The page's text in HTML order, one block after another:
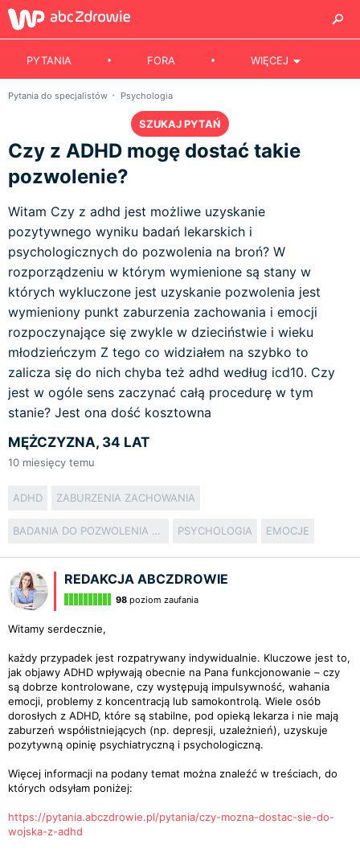
PYTANIA FORA WIĘCEJ
Pytania do specjalistów Psychologia
SZUKAJ PYTAŃ
Czy z ADHD mogę dostać takie
pozwolenie?
Witam Czy z adhd jest możliwe uzyskanie
pozytywnego wyniku badań lekarskich i
psychologicznych do pozwolenia na broń? W
rozporządzeniu w którym wymienione są stany w
których wykluczone jest uzyskanie pozwolenia jest
wymieniony punkt zaburzenia zachowania i emocji
rozpoczynające się zwykle w dzieciństwie i wieku
młodzieńczym Z tego co widziałem na szybko to
zalicza się do nich chyba też adhd według icd10. Czy
jest w ogóle sens zaczynać całą procedurę w tym
stanie? Jest ona dość kosztowna
MĘŻCZYZNA, 34 LAT
10 miesięcy temu
ADHD ZABURZENIA ZACHOWANIA
BADANIA DO POZWOLENIA NA BROŃ PSYCHOLOGIA EMOCJE
REDAKCJA ABCZDROWIE
98 poziom zaufania
Witamy serdecznie,
każdy przypadek jest rozpatrywany indywidualnie. Kluczowe jest to,
jak objawy ADHD wpływają obecnie na Pana funkcjonowanie – czy
są dobrze kontrolowane, czy występują impulsywność, wahania
emocji, problemy z koncentracją lub samokontrolą. Wiele osób
dorosłych z ADHD, które są stabilne, pod opieką lekarza i nie mają
zaburzeń współistniejących (np. depresji, uzależnień), uzyskuje
pozytywną opinię psychiatryczną i psychologiczną.
Więcej informacji na podany temat można znaleźć w treściach, do
których odsyłam poniżej:
https://pytania.abczdrowie.pl/pytania/czy-mozna-dostac-sie-do-
wojska-z-adhd